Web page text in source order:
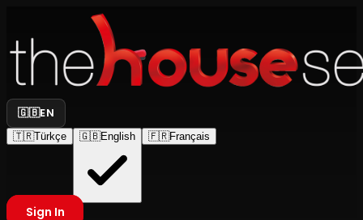
🇬🇧EN
🇹🇷Türkçe 🇬🇧English 🇫🇷Français
Sign In